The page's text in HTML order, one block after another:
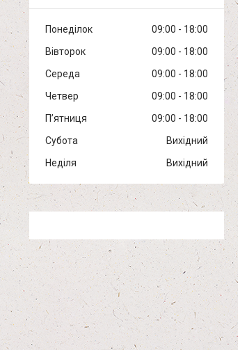
Понеділок 09:00
18:00
Вівторок
09:00
18:00
Середа
09:00
18:00
Четвер
09:00
18:00
Пʼятниця
09:00
18:00
Субота
Вихідний
Неділя
Вихідний